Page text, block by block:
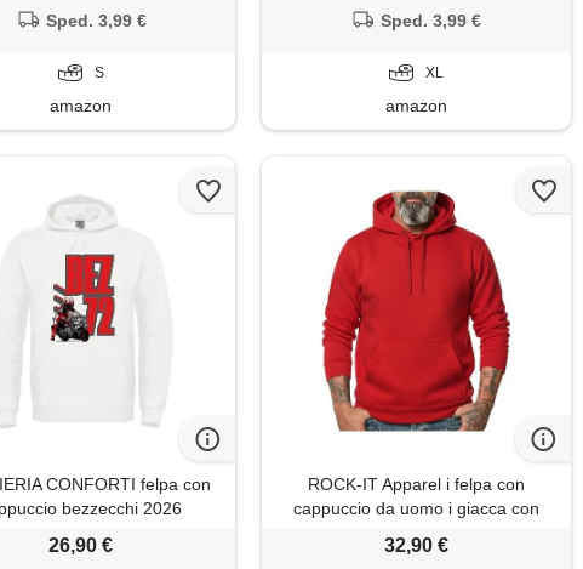
Sped. 3,99 €
S
amazon
Sped. 3,99 €
XL
amazon
CONFORTI felpa con
bezzecchi 2026
sweatshirt taglie
uomo donna ragazzi (it,
26,90 €
ROCK-IT Apparel i felpa con
cappuccio da uomo i giacca con
cappuccio premium i pullover i felpa
con cappuccio i [taglies-5xl] i rojo s
32,90 €